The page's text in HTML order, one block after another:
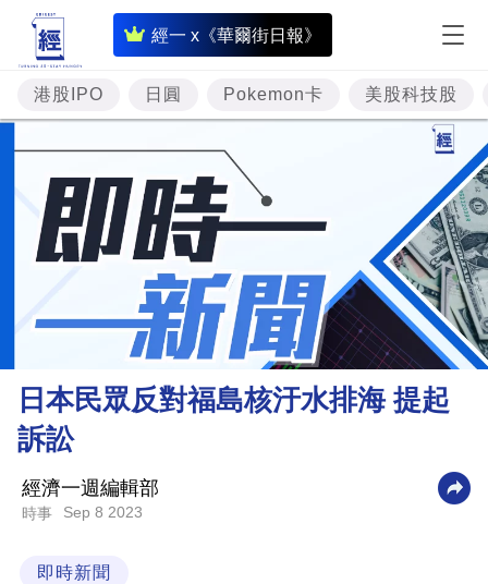
經一 x《華爾街日報》
即
時
財
經
專
題
投
資
樓
市
財
業
科
港股IPO 日圓 Pokemon卡 美股科技股
日本民眾反對福島核汙水排海 提起
訴訟
經濟一週編輯部
時事 Sep 8 2023
即時新聞